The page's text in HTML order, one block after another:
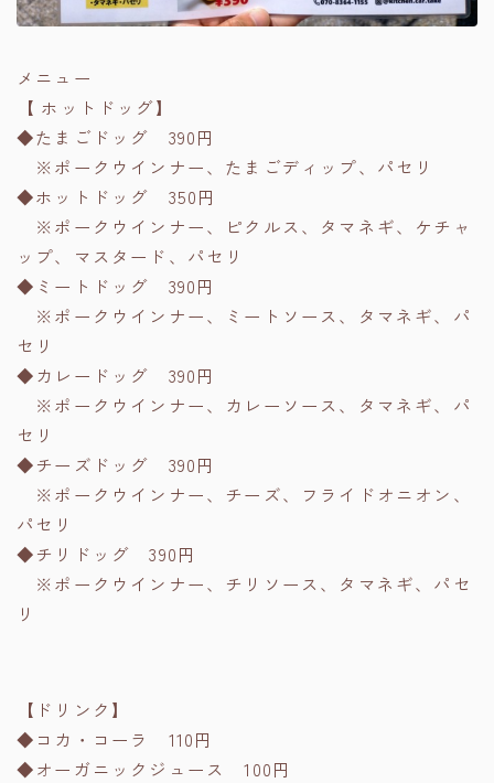
メニュー
【 ホットドッグ】
◆たまごドッグ 390円
※ポークウインナー、たまごディップ、パセリ
◆ホットドッグ 350円
※ポークウインナー、ピクルス、タマネギ、ケチャ
ップ、マスタード、パセリ
◆ミートドッグ 390円
※ポークウインナー、ミートソース、タマネギ、パ
セリ
◆カレードッグ 390円
※ポークウインナー、カレーソース、タマネギ、パ
セリ
◆チーズドッグ 390円
※ポークウインナー、チーズ、フライドオニオン、
パセリ
◆チリドッグ 390円
※ポークウインナー、チリソース、タマネギ、パセ
リ
【ドリンク】
◆コカ・コーラ 110円
◆オーガニックジュース 100円